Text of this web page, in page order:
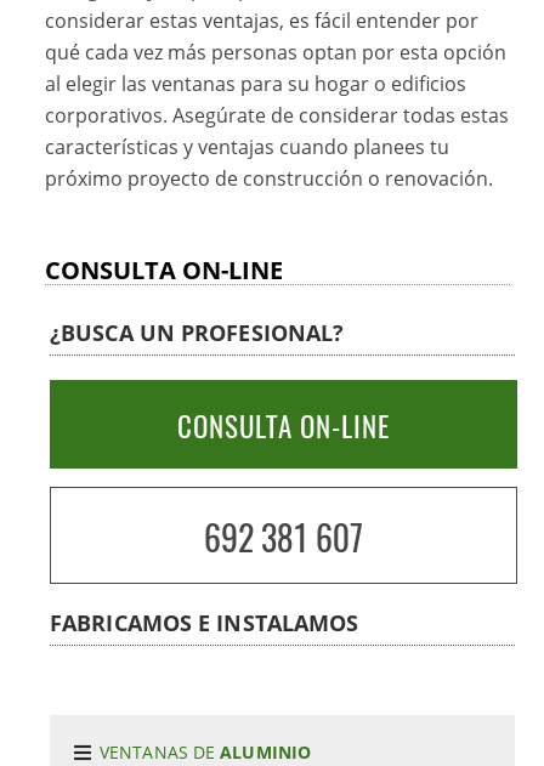
considerar estas ventajas, es fácil entender por
qué cada vez más personas optan por esta opción
al elegir las ventanas para su hogar o edificios
corporativos. Asegúrate de considerar todas estas
características y ventajas cuando planees tu
próximo proyecto de construcción o renovación.
CONSULTA ON-LINE
¿BUSCA UN PROFESIONAL?
CONSULTA ON-LINE
692 381 607
FABRICAMOS E INSTALAMOS
VENTANAS DEALUMINIO